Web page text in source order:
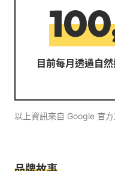
目前每月透過自
以上資訊來自 Google 官